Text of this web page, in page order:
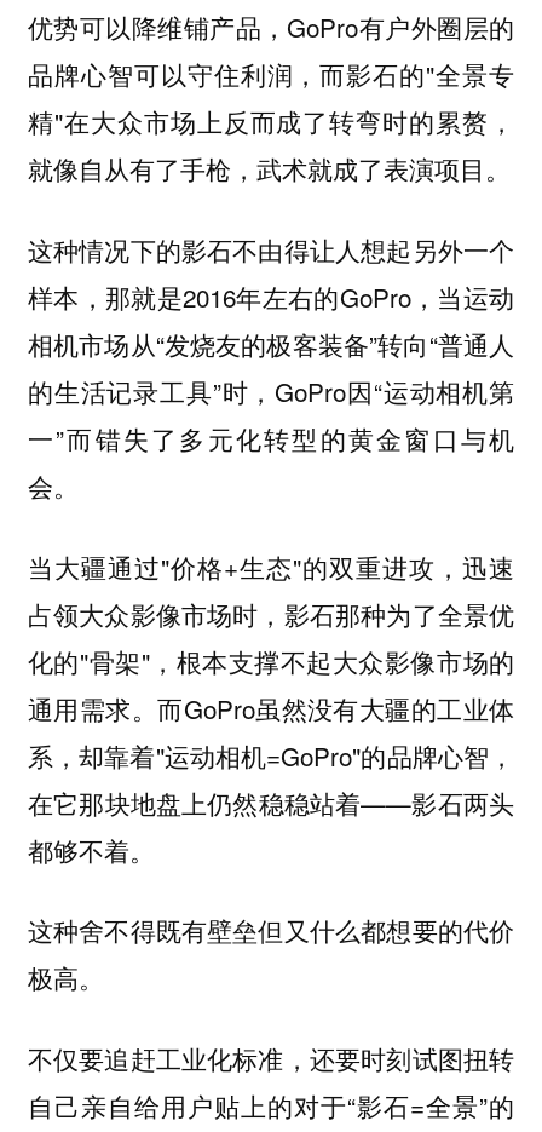
优势可以降维铺产品，GoPro有户外圈层的
品牌心智可以守住利润，而影石的"全景专
精"在大众市场上反而成了转弯时的累赘，
就像自从有了手枪，武术就成了表演项目。
这种情况下的影石不由得让人想起另外一个
样本，那就是2016年左右的GoPro，当运动
相机市场从“发烧友的极客装备”转向“普通人
的生活记录工具”时，GoPro因“运动相机第
一”而错失了多元化转型的黄金窗口与机
会。
当大疆通过"价格+生态"的双重进攻，迅速
占领大众影像市场时，影石那种为了全景优
化的"骨架"，根本支撑不起大众影像市场的
通用需求。而GoPro虽然没有大疆的工业体
系，却靠着"运动相机=GoPro"的品牌心智，
在它那块地盘上仍然稳稳站着——影石两头
都够不着。
这种舍不得既有壁垒但又什么都想要的代价
极高。
不仅要追赶工业化标准，还要时刻试图扭转
自己亲自给用户贴上的对于“影石=全景”的